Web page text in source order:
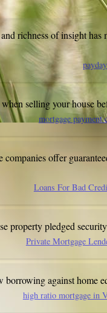
richness of insight has
selling your house
mortgage
offer
Loans For Bad
property pledged security
Private Mortgage
borrowing against home
high ratio mortgage in